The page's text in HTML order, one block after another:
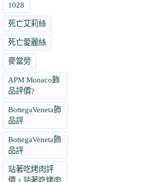
1028
死亡艾莉絲
死亡愛麗絲
麥當勞
APM Monaco飾
品評價?
BottegaVeneta飾
品評
BottegaVeneta飾
品評
站著吃烤肉評